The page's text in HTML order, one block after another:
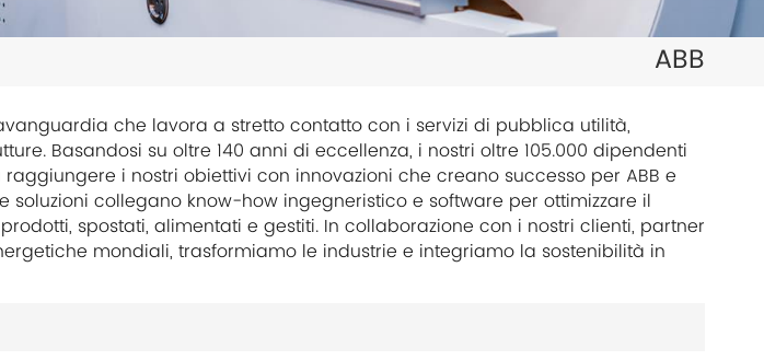
Tiếng Việt
中文
ABB
che lavora a stretto contatto con i servizi di pubblica utilità,
Basandosi su oltre 140 anni di eccellenza, i nostri oltre 105.000 dipendenti
i nostri obiettivi con innovazioni che creano successo per ABB e
soluzioni collegano know-how ingegneristico e software per ottimizzare il
spostati, alimentati e gestiti. In collaborazione con i nostri clienti, partner
mondiali, trasformiamo le industrie e integriamo la sostenibilità in